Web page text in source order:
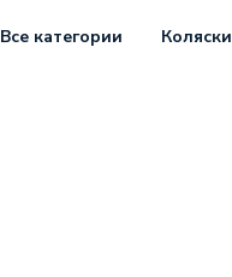
Все категории